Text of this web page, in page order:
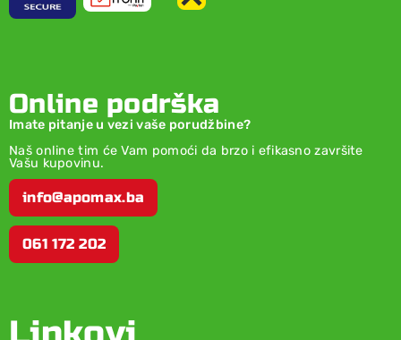
Online podrška
Imate pitanje u vezi vaše porudžbine?
Naš online tim će Vam pomoći da brzo i efikasno završite
Vašu kupovinu.
info@apomax.ba
061 172 202